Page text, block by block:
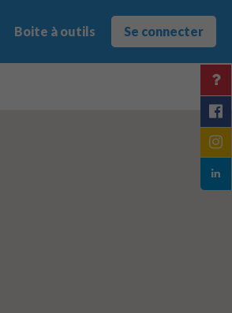
Boite à outils Se connecter